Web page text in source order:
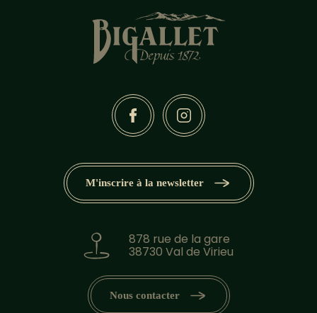
878 rue de la gare
38730 Val de Virieu
Nous contacter
M'inscrire à la newsletter